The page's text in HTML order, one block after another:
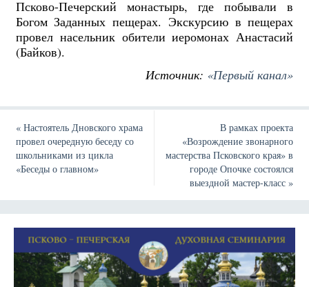
Псково-Печерский монастырь, где побывали в
Богом Заданных пещерах. Экскурсию в пещерах
провел насельник обители иеромонах Анастасий
(Байков).
Источник: «Первый канал»
«Настоятель Дновского храма
провел очередную беседу со
школьниками из цикла
«Беседы о главном»
В рамках проекта
«Возрождение звонарного
мастерства Псковского края» в
городе Опочке состоялся
выездной мастер-класс»